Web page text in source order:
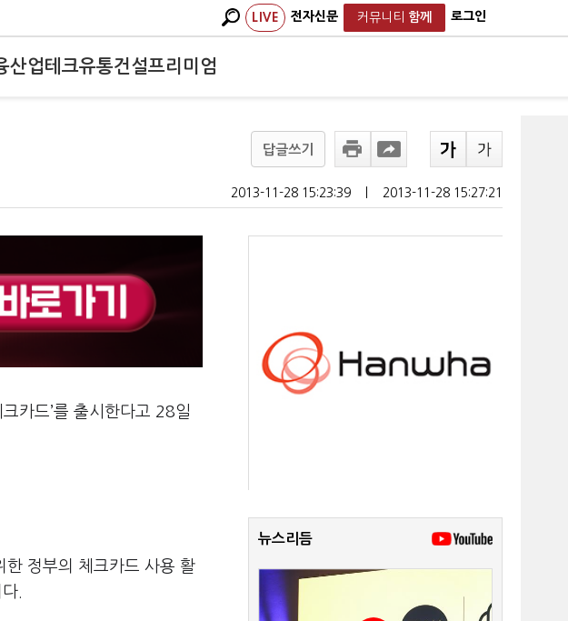
LIVE 전자신문 커뮤니티 함께 로그인
산업테크유통건설프리미엄
답글쓰기
2013-11-28 15:23:39 2013-11-28 15:27:21
카드’를 출시한다고 28일
한 정부의 체크카드 사용 활
.
뉴스리듬